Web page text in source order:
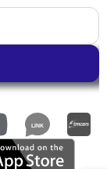
LINK